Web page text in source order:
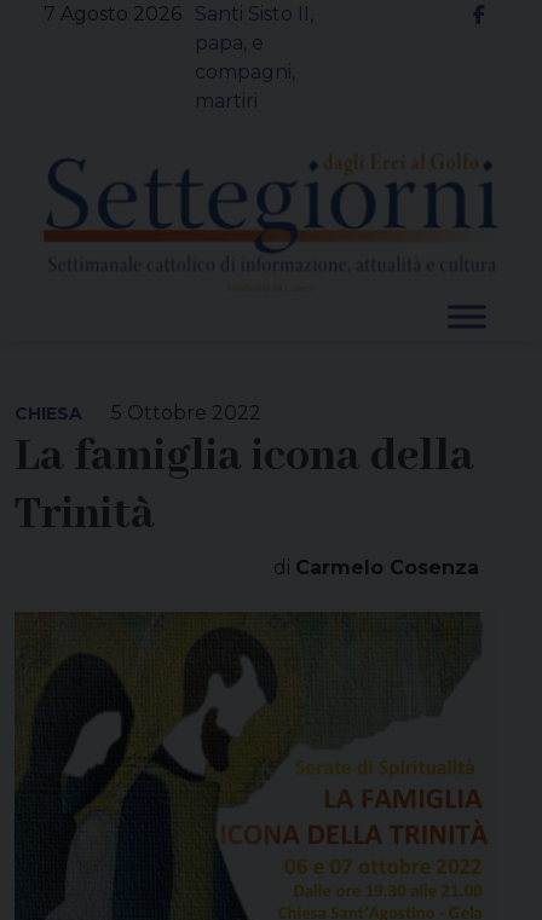
7 Agosto 2026
Santi Sisto II,
papa, e
compagni,
martiri
5 Ottobre 2022
CHIESA
La famiglia icona della
Trinità
di Carmelo Cosenza